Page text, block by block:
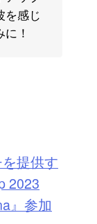
を感じ
！
提供す
2023
』参加